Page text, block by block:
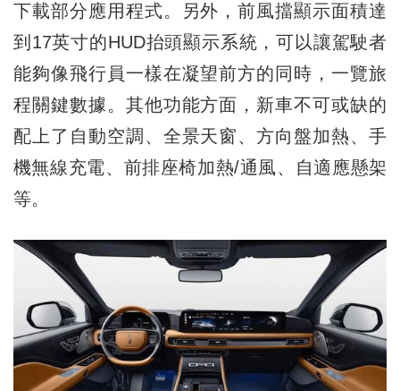
下載部分應用程式。另外，前風擋顯示面積達
到17英寸的HUD抬頭顯示系統，可以讓駕駛者
能夠像飛行員一樣在凝望前方的同時，一覽旅
程關鍵數據。其他功能方面，新車不可或缺的
配上了自動空調、全景天窗、方向盤加熱、手
機無線充電、前排座椅加熱/通風、自適應懸架
等。